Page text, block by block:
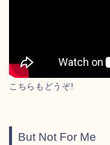
こちらもどうぞ!
But Not For Me